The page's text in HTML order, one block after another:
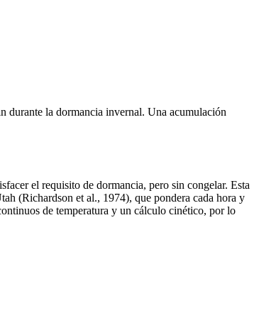
durante la dormancia invernal. Una acumulación
el requisito de dormancia, pero sin congelar. Esta
(Richardson et al., 1974), que pondera cada hora y
de temperatura y un cálculo cinético, por lo